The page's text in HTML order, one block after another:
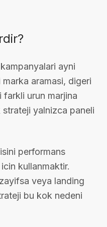
ayni
aramasi, digeri
urun marjina
yalnizca paneli
performans
kullanmaktir.
veya landing
bu kok nedeni